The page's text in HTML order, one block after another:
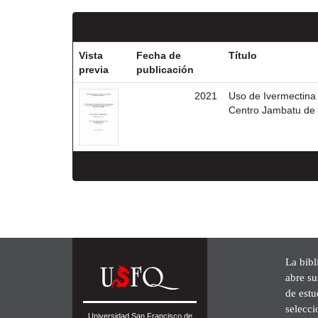
Vista
previa
Fecha de
publicación
Título
2021
Uso de
Centro Jambatu
Universidad San Francisco de
La
abre
de